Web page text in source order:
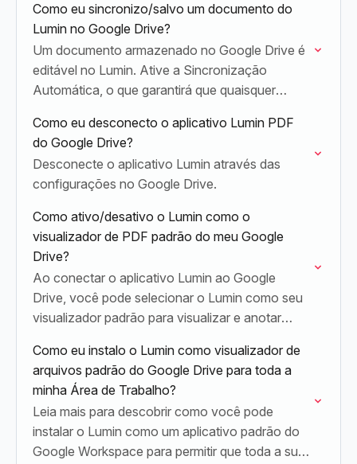
Como eu sincronizo/salvo um documento do
Lumin no Google Drive?
Um documento armazenado no Google Drive é
editável no Lumin. Ative a Sincronização
Automática, o que garantirá que quaisquer
salvas automaticamente no Drive.
Como eu desconecto o aplicativo Lumin PDF
do Google Drive?
Desconecte o aplicativo Lumin através das
configurações no Google Drive.
Como ativo/desativo o Lumin como o
visualizador de PDF padrão do meu Google
Drive?
Ao conectar o aplicativo Lumin ao Google
Drive, você pode selecionar o Lumin como seu
visualizador padrão para visualizar e anotar
Como eu instalo o Lumin como visualizador de
arquivos padrão do Google Drive para toda a
minha Área de Trabalho?
Leia mais para descobrir como você pode
instalar o Lumin como um aplicativo padrão do
Google Workspace para permitir que toda a sua